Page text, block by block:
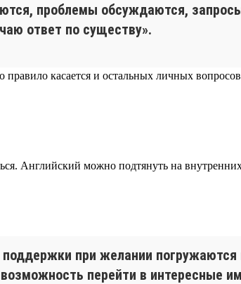
проблемы обсуждаются,
ответ по существу».
касается и остальных личных
Английский можно подтянуть на
при желании погружаются
перейти в интересные